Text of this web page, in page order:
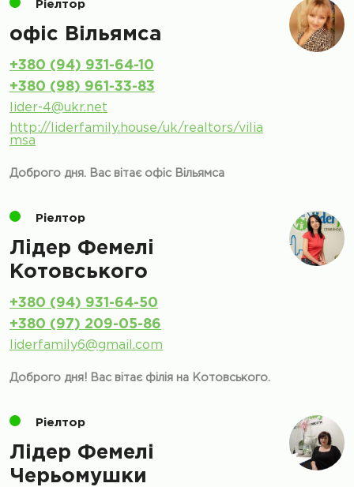
Ріелтор
офіс Вільямса
+380 (94) 931-64-10
+380 (98) 961-33-83
lider-4@ukr.net
http://liderfamily.house/uk/realtors/vilia
msa
Доброго дня. Вас вітає офіс Вільямса
Ріелтор
Лiдер Фемелi
Котовського
+380 (94) 931-64-50
+380 (97) 209-05-86
liderfamily6@gmail.com
Доброго дня! Вас вітає філія на Котовського.
Ріелтор
Лідер Фемелі
Черьомушки